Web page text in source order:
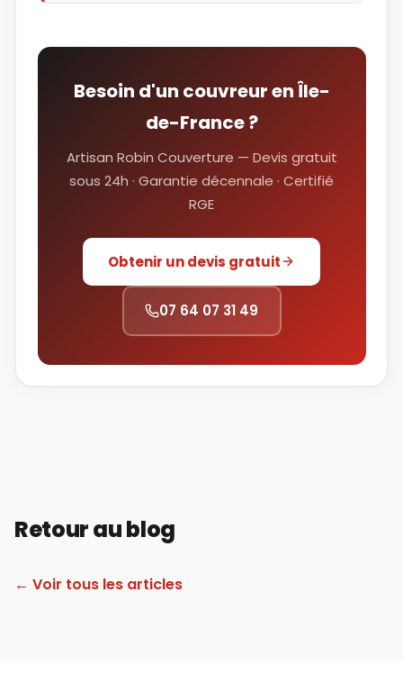
Besoin d'un couvreur en Île-
de-France ?
Artisan Robin Couverture — Devis gratuit
sous 24h · Garantie décennale · Certifié
RGE
Obtenir un devis gratuit
07 64 07 31 49
Retour au blog
← Voir tous les articles